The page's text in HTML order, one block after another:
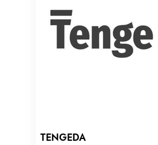
TENGEDA